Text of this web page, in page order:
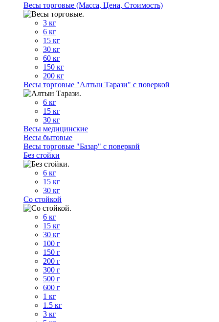
Весы торговые (Масса, Цена, Стоимость)
3 кг
6 кг
15 кг
30 кг
60 кг
150 кг
200 кг
Весы торговые "Алтын Тарази" с поверкой
6 кг
15 кг
30 кг
Весы медицинские
Весы бытовые
Весы торговые "Базар" с поверкой
Без стойки
6 кг
15 кг
30 кг
Со стойкой
6 кг
15 кг
30 кг
100 г
150 г
200 г
300 г
500 г
600 г
1 кг
1.5 кг
3 кг